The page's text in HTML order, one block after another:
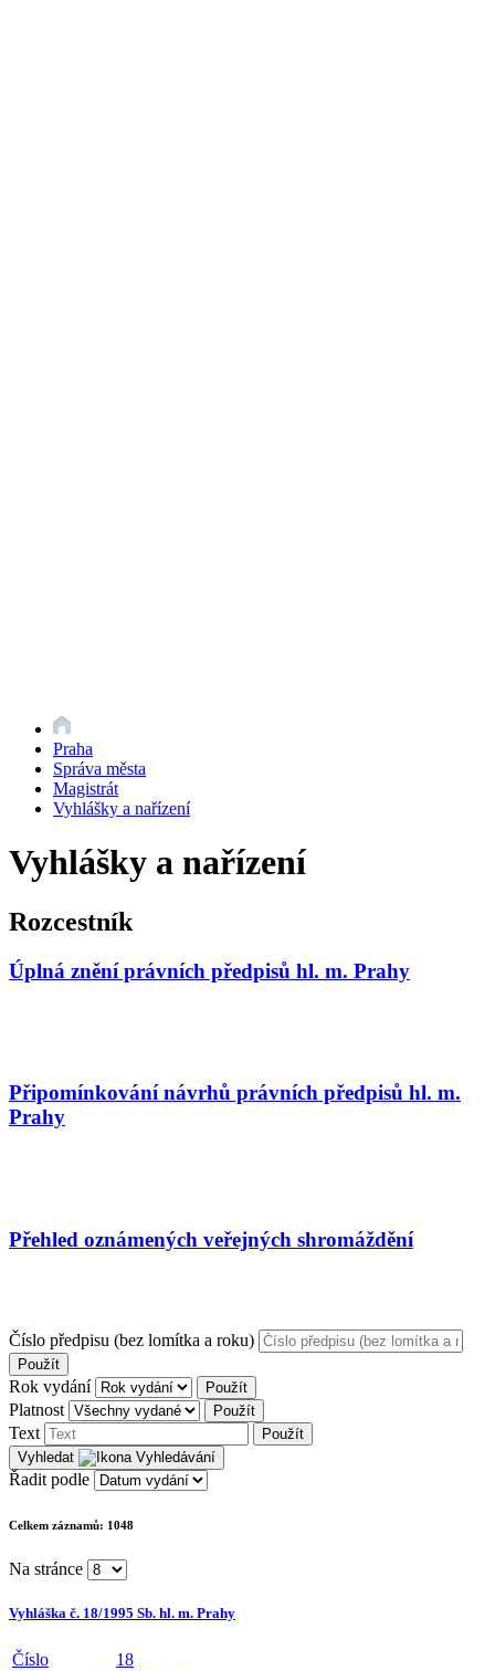
Praha
Správa města
Magistrát
Vyhlášky a nařízení
Vyhlášky a nařízení
Rozcestník
Úplná znění právních předpisů hl. m. Prahy
Připomínkování návrhů právních předpisů hl. m.
Prahy
Přehled oznámených veřejných shromáždění
Číslo předpisu (bez lomítka a roku)
Použít
Rok vydání Použít
Platnost Použít
Text
Použít
Vyhledat
Řadit podle
Celkem záznamů: 1048
Na stránce
Vyhláška č. 18/1995 Sb. hl. m. Prahy
Číslo
18